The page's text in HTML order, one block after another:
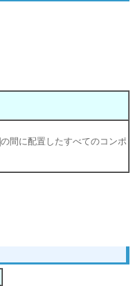
の間に配置したすべてのコンポ